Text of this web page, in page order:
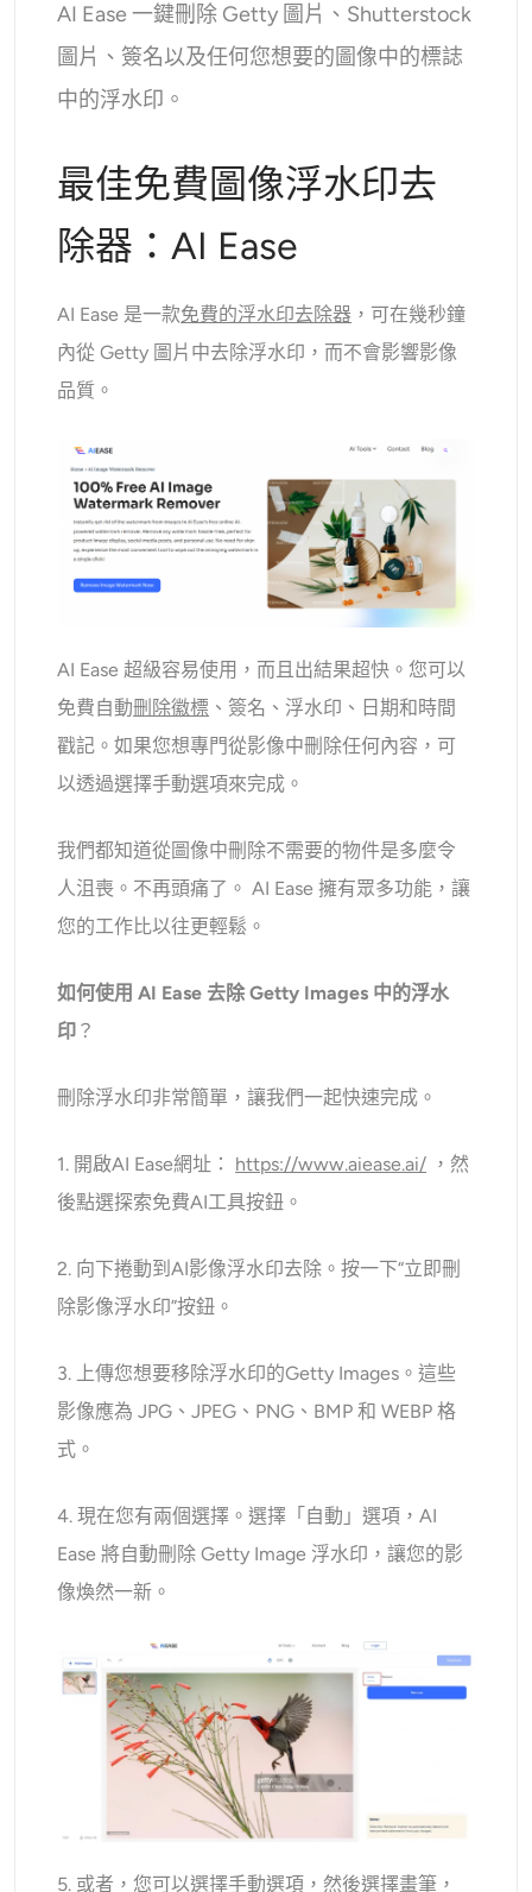
AI Ease 一鍵刪除 Getty 圖片、Shutterstock
圖片、簽名以及任何您想要的圖像中的標誌
中的浮水印。
最佳免費圖像浮水印去
除器：AI Ease
AI Ease 是一款免費的浮水印去除器 ，可在幾秒鐘
內從 Getty 圖片中去除浮水印，而不會影響影像
品質。
AI Ease 超級容易使用，而且出結果超快。您可以
免費自動刪除徽標 、簽名、浮水印、日期和時間
戳記。如果您想專門從影像中刪除任何內容，可
以透過選擇手動選項來完成。
我們都知道從圖像中刪除不需要的物件是多麼令
人沮喪。不再頭痛了。 AI Ease 擁有眾多功能，讓
您的工作比以往更輕鬆。
如何使用 AI Ease 去除 Getty Images 中的浮水
印 ？
刪除浮水印非常簡單，讓我們一起快速完成。
1. 開啟AI Ease網址： https://www.aiease.ai/ ，然
後點選探索免費AI工具按鈕。
2. 向下捲動到AI影像浮水印去除。按一下“立即刪
除影像浮水印”按鈕。
3. 上傳您想要移除浮水印的Getty Images。這些
影像應為 JPG、JPEG、PNG、BMP 和 WEBP 格
式。
4. 現在您有兩個選擇。選擇「自動」選項，AI
Ease 將自動刪除 Getty Image 浮水印，讓您的影
像煥然一新。
5. 或者，您可以選擇手動選項，然後選擇畫筆，